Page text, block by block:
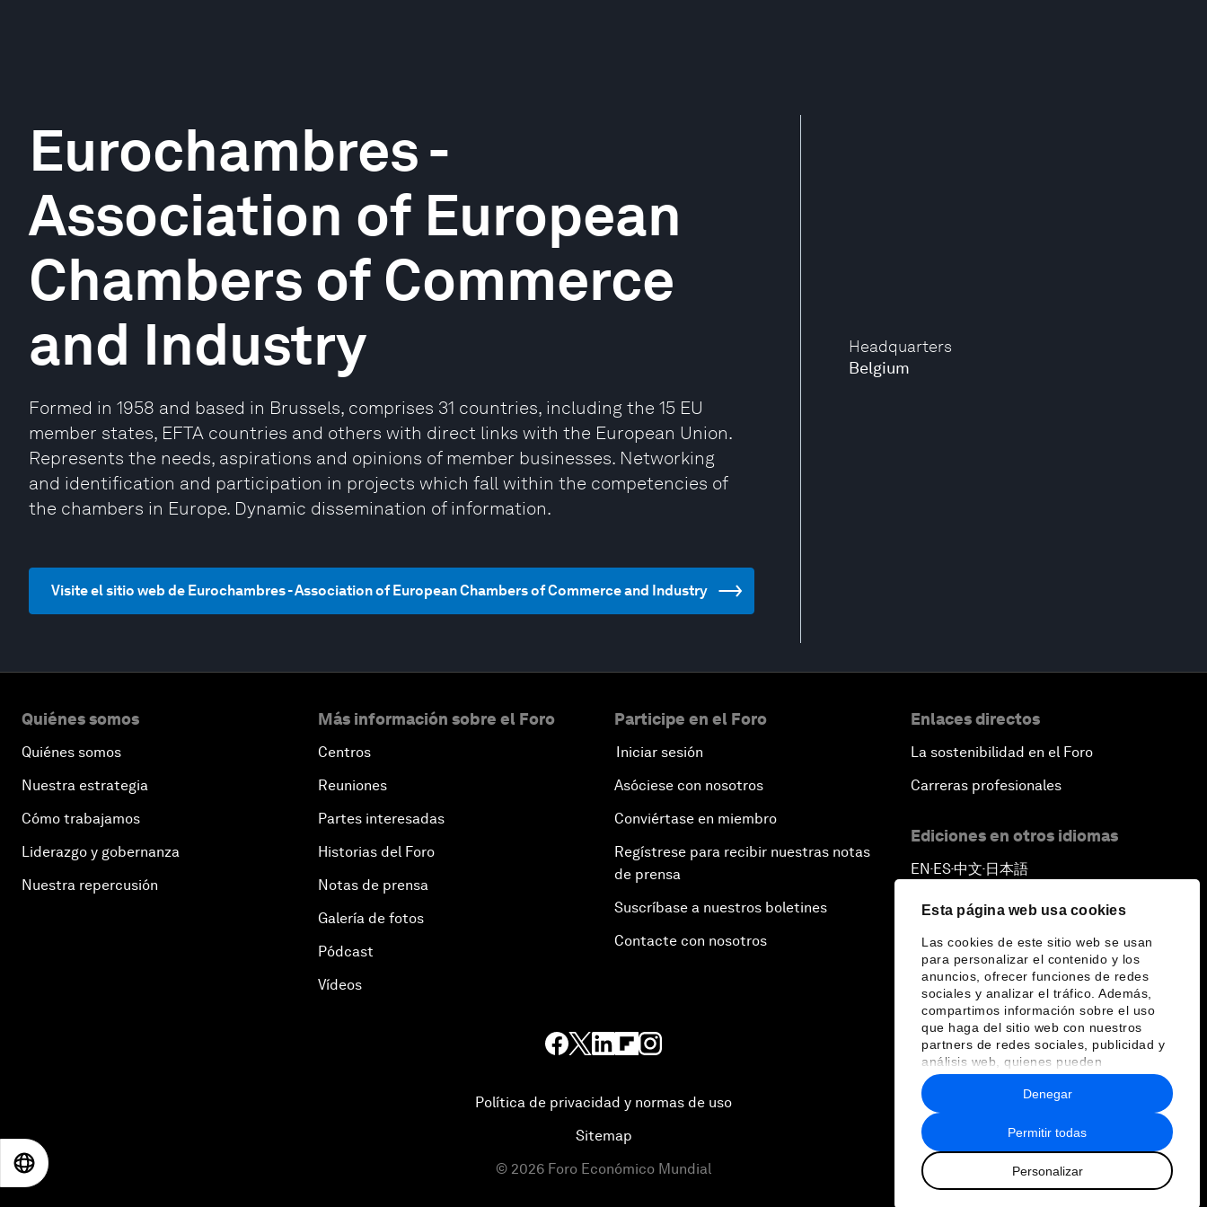
Esta página web usa cookies
Las cookies de este sitio web se usan
para personalizar el contenido y los
anuncios, ofrecer funciones de redes
sociales y analizar el tráfico. Además,
compartimos información sobre el uso
que haga del sitio web con nuestros
partners de redes sociales, publicidad y
análisis web, quienes pueden
combinarla con otra información que les
haya proporcionado o que hayan
recopilado a partir del uso que haya
hecho de sus servicios.
Permitir todas
Personalizar
Denegar
Headquarters
Belgium
Eurochambres -
Association of European
Chambers of Commerce
and Industry
Formed in 1958 and based in Brussels, comprises 31 countries, including the 15 EU
member states, EFTA countries and others with direct links with the European Union.
Represents the needs, aspirations and opinions of member businesses. Networking
and identification and participation in projects which fall within the competencies of
the chambers in Europe. Dynamic dissemination of information.
Visite el sitio web de Eurochambres - Association of European Chambers of Commerce and Industry
Quiénes somos
Quiénes somos
Nuestra estrategia
Cómo trabajamos
Liderazgo y gobernanza
Nuestra repercusión
Más información sobre el Foro
Centros
Reuniones
Partes interesadas
Historias del Foro
Notas de prensa
Galería de fotos
Pódcast
Vídeos
Participe en el Foro
Iniciar sesión
Asóciese con nosotros
Conviértase en miembro
Regístrese para recibir nuestras notas
de prensa
Suscríbase a nuestros boletines
Contacte con nosotros
Enlaces directos
La sostenibilidad en el Foro
Carreras profesionales
Ediciones en otros idiomas
EN ▪ES▪中文▪ 日本語
Política de privacidad y normas de uso
Sitemap
© 2026 Foro Económico Mundial